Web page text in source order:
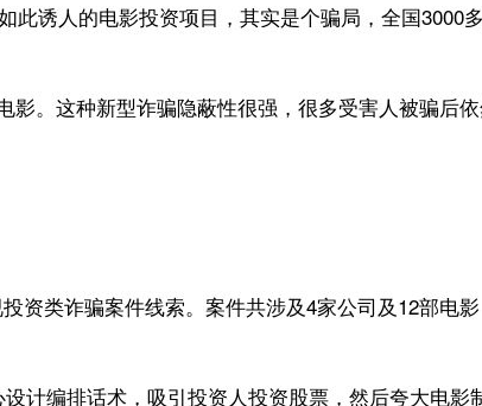
诱人的电影投资项目，其实是个骗局，全国3000
。这种新型诈骗隐蔽性很强，很多受害人被骗后
资类诈骗案件线索。案件共涉及4家公司及12部电
计编排话术，吸引投资人投资股票，然后夸大电影